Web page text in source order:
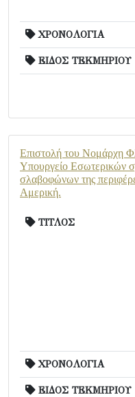
ΧΡΟΝΟΛΟΓΙΑ
ΕΙΔΟΣ ΤΕΚΜΗΡΙΟΥ
Επιστολή του Νομάρχη
Υπουργείο Εσωτερικών
σλαβοφώνων της
Αμερική.
ΤΙΤΛΟΣ
ΧΡΟΝΟΛΟΓΙΑ
ΕΙΔΟΣ ΤΕΚΜΗΡΙΟΥ